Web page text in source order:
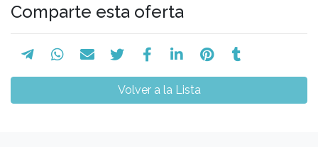
Comparte esta oferta
Volver a la Lista